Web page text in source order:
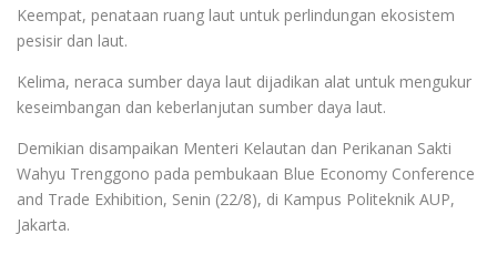
Keempat, penataan ruang laut untuk perlindungan ekosistem
pesisir dan laut.
Kelima, neraca sumber daya laut dijadikan alat untuk mengukur
keseimbangan dan keberlanjutan sumber daya laut.
Demikian disampaikan Menteri Kelautan dan Perikanan Sakti
Wahyu Trenggono pada pembukaan Blue Economy Conference
and Trade Exhibition, Senin (22/8), di Kampus Politeknik AUP,
Jakarta.